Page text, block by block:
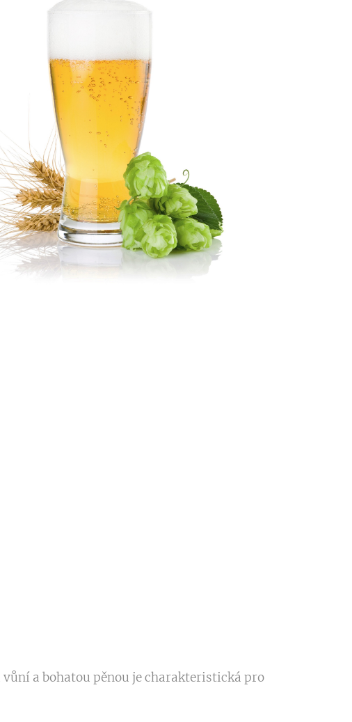
a bohatou pěnou je charakteristická pro